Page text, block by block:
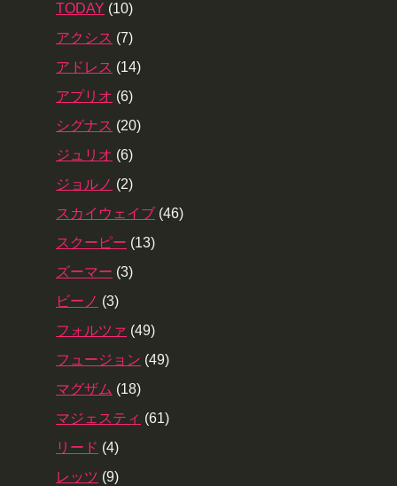
TODAY (10)
アクシス (7)
アドレス (14)
アプリオ (6)
シグナス (20)
ジュリオ (6)
ジョルノ (2)
スカイウェイブ (46)
スクーピー (13)
ズーマー (3)
ビーノ (3)
フォルツァ (49)
フュージョン (49)
マグザム (18)
マジェスティ (61)
リード (4)
レッツ (9)